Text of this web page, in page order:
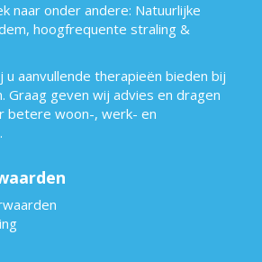
naar onder andere: Natuurlijke
hoogfrequente straling &
u aanvullende therapieën bieden bij
Graag geven wij advies en dragen
betere woon-, werk- en